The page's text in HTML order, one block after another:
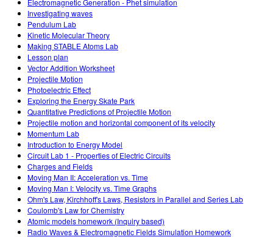
Electromagnetic Generation - Phet simulation
Investigating waves
Pendulum Lab
Kinetic Molecular Theory
Making STABLE Atoms Lab
Lesson plan
Vector Addition Worksheet
Projectile Motion
Photoelectric Effect
Exploring the Energy Skate Park
Quantitative Predictions of Projectile Motion
Projectile motion and horizontal component of its velocity
Momentum Lab
Introduction to Energy Model
Circuit Lab 1 - Properties of Electric Circuits
Charges and Fields
Moving Man II: Acceleration vs. Time
Moving Man I: Velocity vs. Time Graphs
Ohm's Law, Kirchhoff's Laws, Resistors in Parallel and Series Lab
Coulomb's Law for Chemistry
Atomic models homework (Inquiry based)
Radio Waves & Electromagnetic Fields Simulation Homework